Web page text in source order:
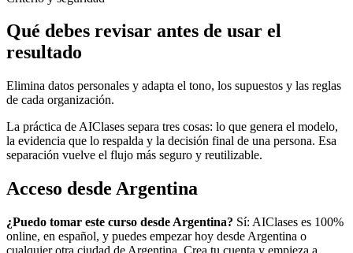
Qué debes revisar antes de usar el
resultado
Elimina datos personales y adapta el tono, los supuestos y las reglas
de cada organización.
La práctica de AIClases separa tres cosas: lo que genera el modelo,
la evidencia que lo respalda y la decisión final de una persona. Esa
separación vuelve el flujo más seguro y reutilizable.
Acceso desde Argentina
¿Puedo tomar este curso desde Argentina? Sí: AIClases es 100%
online, en español, y puedes empezar hoy desde Argentina o